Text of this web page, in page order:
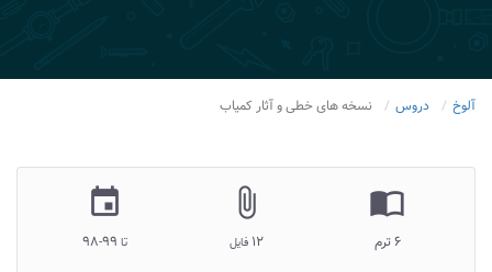
آلوخ دروس نسخه های خطی و آثار کمیاب
import_contacts
۶ ترم
attach_file
۱۲ فایل
insert_invitation
تا